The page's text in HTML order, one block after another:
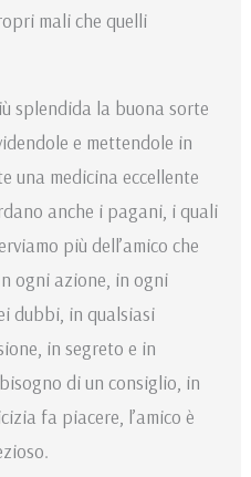
mali che quelli
splendida la buona sorte
e mettendole in
una medicina eccellente
anche i pagani, i quali
più dell’amico che
ogni azione, in ogni
dubbi, in qualsiasi
in segreto e in
di un consiglio, in
fa piacere, l’amico è